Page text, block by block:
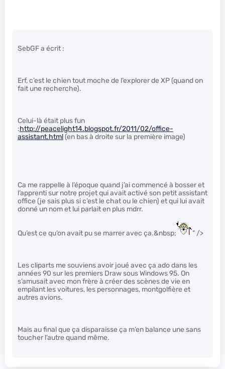
SebGF a écrit :
Erf, c’est le chien tout moche de l’explorer de XP (quand on
fait une recherche).
Celui-là était plus fun
:http://peacelight14.blogspot.fr/2011/02/office-
assistant.html(en bas à droite sur la première image)
Ca me rappelle à l’époque quand j’ai commencé à bosser et
l’apprenti sur notre projet qui avait activé son petit assistant
office (je sais plus si c’est le chat ou le chien) et qui lui avait
donné un nom et lui parlait en plus mdrr.
Qu’est ce qu’on avait pu se marrer avec ça.&nbsp; " />
Les cliparts me souviens avoir joué avec ça ado dans les
années 90 sur les premiers Draw sous Windows 95. On
s’amusait avec mon frère à créer des scènes de vie en
empilant les voitures, les personnages, montgolfière et
autres avions.
Mais au final que ça disparaisse ça m’en balance une sans
toucher l’autre quand même.